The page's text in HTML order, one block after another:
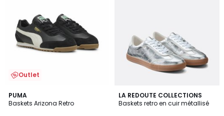
Outlet
PUMA
Baskets Arizona Retro
5
/
2
Couleurs
LA REDOUTE COLLECTIONS
Baskets retro en cuir métallisé
3,3
/ 5